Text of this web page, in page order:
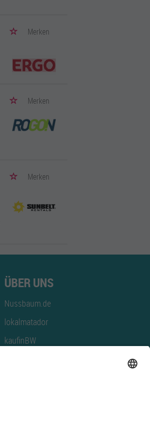
Merken
Merken
Merken
ÜBER UNS
Nussbaum.de
lokalmatador
kaufinBW